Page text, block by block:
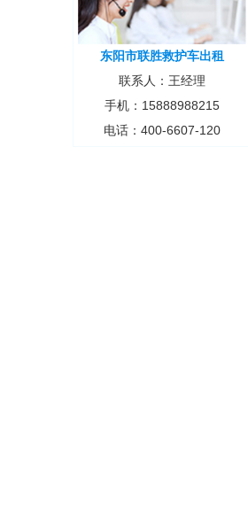
东阳市联胜救护车出租
联系人：王经理
手机：15888988215
电话：400-6607-120